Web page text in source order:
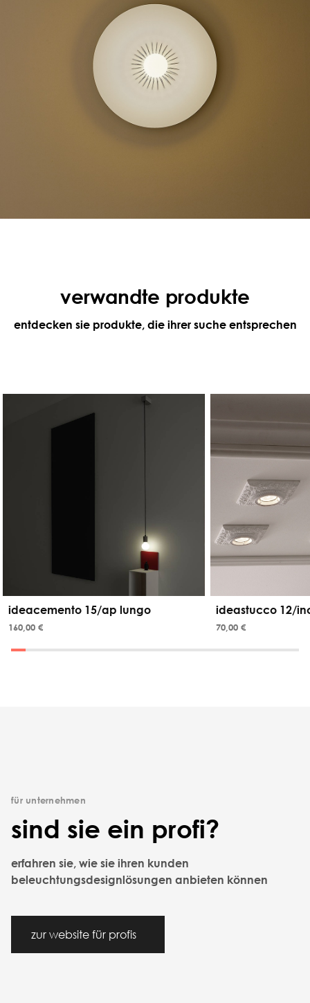
verwandte produkte
entdecken sie produkte, die ihrer suche entsprechen
ideacemento 15/ap lungo
160,00 €
ideastucco 12/
70,00 €
für unternehmen
sind sie ein profi?
erfahren sie, wie sie ihren kunden
beleuchtungsdesignlösungen anbieten können
zur website für profis